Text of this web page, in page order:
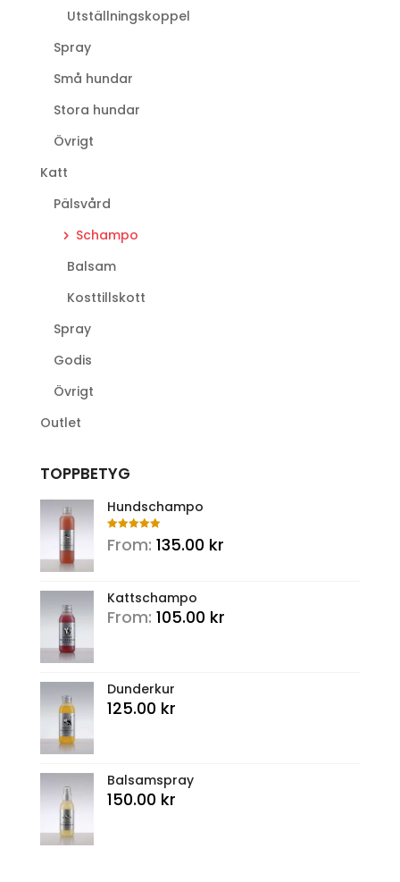
Utställningskoppel
Spray
Små hundar
Stora hundar
Övrigt
Katt
Pälsvård
Schampo
Balsam
Kosttillskott
Spray
Godis
Övrigt
Outlet
TOPPBETYG
Hundschampo
Rated
out of 5
From: 135.00 kr
Kattschampo
From: 105.00 kr
Dunderkur
125.00 kr
Balsamspray
150.00 kr